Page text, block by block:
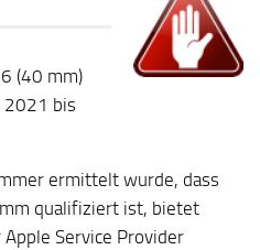
(40 mm)
2021 bis
ermittelt wurde, dass
qualifiziert ist, bietet
Service Provider